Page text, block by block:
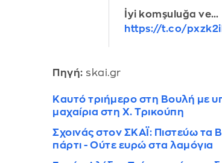
İyi komşuluğa ve…
https://t.co/
Πηγή: skai.gr
Καυτό τριήμερο στη Βουλή με
μαχαίρια στη Χ. Τρικούπη
Σχοινάς στον ΣΚΑΪ: Πιστεύω τα
πάρτι - Ούτε ευρώ στα λαμόγια